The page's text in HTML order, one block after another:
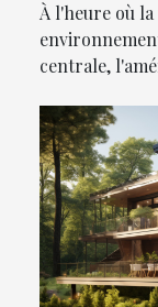
À l'heure où
centrale,